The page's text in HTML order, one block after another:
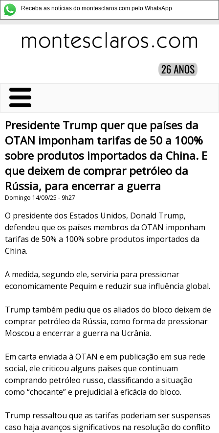
Receba as notícias do montesclaros.com pelo WhatsApp
Presidente Trump quer que países da
OTAN imponham tarifas de 50 a 100%
sobre produtos importados da China. E
que deixem de comprar petróleo da
Rússia, para encerrar a guerra
Domingo 14/09/25 - 9h27
O presidente dos Estados Unidos, Donald Trump,
defendeu que os países membros da OTAN imponham
tarifas de 50% a 100% sobre produtos importados da
China.
A medida, segundo ele, serviria para pressionar
economicamente Pequim e reduzir sua influência global.
Trump também pediu que os aliados do bloco deixem de
comprar petróleo da Rússia, como forma de pressionar
Moscou a encerrar a guerra na Ucrânia.
Em carta enviada à OTAN e em publicação em sua rede
social, ele criticou alguns países que continuam
comprando petróleo russo, classificando a situação
como “chocante” e prejudicial à eficácia do bloco.
Trump ressaltou que as tarifas poderiam ser suspensas
caso haja avanços significativos na resolução do conflito